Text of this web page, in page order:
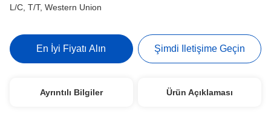
L/C, T/T, Western Union
En İyi Fiyatı Alın Şimdi Iletişime Geçin
Ayrıntılı Bilgiler Ürün Açıklaması